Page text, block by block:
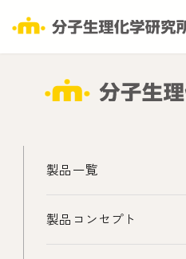
製品一覧
製品コンセプト